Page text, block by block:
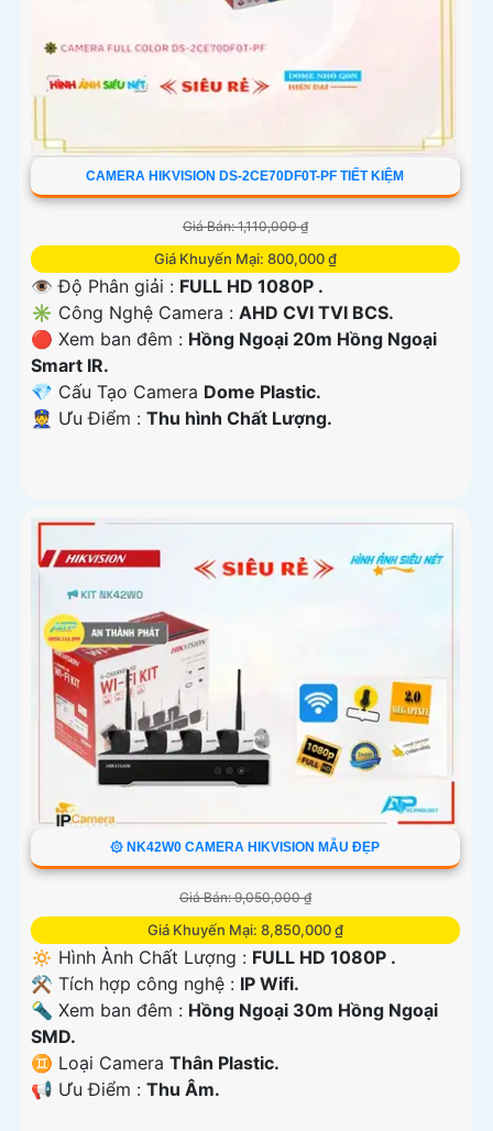
CAMERA HIKVISION DS-2CE70DF0T-PF TIẾT KIỆM
Giá Bán: 1,110,000 ₫
Giá Khuyến Mại: 800,000 ₫
👁 Độ Phân giải : FULL HD 1080P .
✳️ Công Nghệ Camera : AHD CVI TVI BCS.
🔴 Xem ban đêm : Hồng Ngoại 20m Hồng Ngoại
Smart IR.
💎 Cấu Tạo Camera Dome Plastic.
️👮 Ưu Điểm : Thu hình Chất Lượng.
۞ NK42W0 CAMERA HIKVISION MẪU ĐẸP
Giá Bán: 9,050,000 ₫
Giá Khuyến Mại: 8,850,000 ₫
🔅 Hình Ành Chất Lượng : FULL HD 1080P .
⚒ Tích hợp công nghệ : IP Wifi.
🔦 Xem ban đêm : Hồng Ngoại 30m Hồng Ngoại
SMD.
♊ Loại Camera Thân Plastic.
️📢 Ưu Điểm : Thu Âm.